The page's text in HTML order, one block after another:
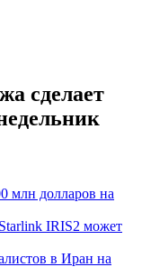
сделает
млн долларов на
IRIS2 может
в Иран на